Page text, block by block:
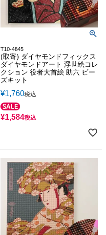
T10-4845
(取寄) ダイヤモンドフィックス
ダイヤモンドアート 浮世絵コレ
クション 役者大首絵 助六 ビー
ズキット
¥1,760税込
¥1,584税込